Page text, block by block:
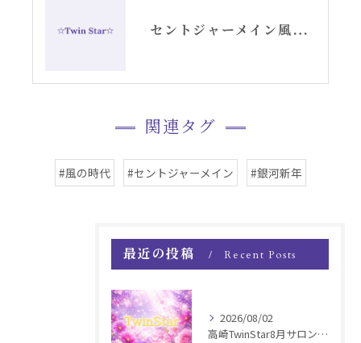
セントジャーメイン風の時代〜銀河新年から14日間GSVFチャレンジ〜
関連タグ
#風の時代 #セントジャーメイン #銀河新年
最近の投稿 Recent Posts
2026/08/02
高崎TwinStar8月サロンお知らせ